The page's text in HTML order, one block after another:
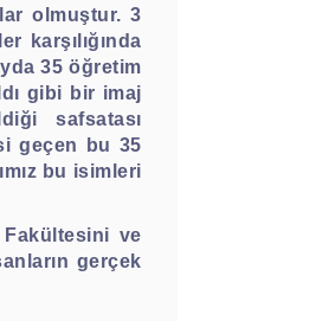
olmuştur. 3
karşılığında
35 öğretim
gibi bir imaj
safsatası
geçen bu 35
bu isimleri
Fakültesini ve
gerçek